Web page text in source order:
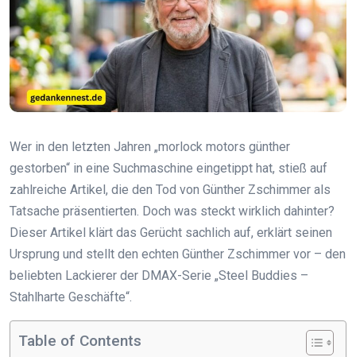
Wer in den letzten Jahren „morlock motors günther
gestorben“ in eine Suchmaschine eingetippt hat, stieß auf
zahlreiche Artikel, die den Tod von Günther Zschimmer als
Tatsache präsentierten. Doch was steckt wirklich dahinter?
Dieser Artikel klärt das Gerücht sachlich auf, erklärt seinen
Ursprung und stellt den echten Günther Zschimmer vor – den
beliebten Lackierer der DMAX-Serie „Steel Buddies –
Stahlharte Geschäfte“.
Table of Contents